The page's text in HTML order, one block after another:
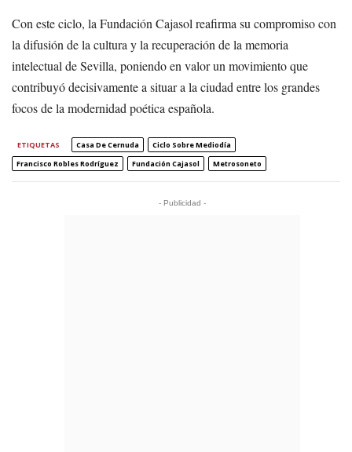
Con este ciclo, la Fundación Cajasol reafirma su compromiso con
la difusión de la cultura y la recuperación de la memoria
intelectual de Sevilla, poniendo en valor un movimiento que
contribuyó decisivamente a situar a la ciudad entre los grandes
focos de la modernidad poética española.
ETIQUETAS Casa De Cernuda
Ciclo Sobre Mediodía
Francisco Robles Rodríguez
Fundación Cajasol Metrosoneto
- Publicidad -